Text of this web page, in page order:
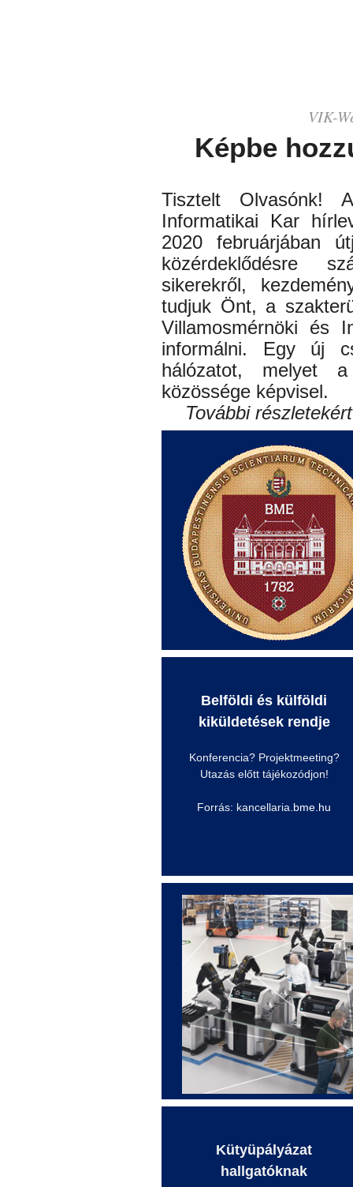
VIK-
Képbe
Tisztelt Olvasónk!
Informatikai Kar
2020 februárjában
közérdeklődésre
sikerekről,
tudjuk Önt, a
Villamosmérnöki és
informálni. Egy új
hálózatot, melyet
közössége képvisel.
További
Belföldi és külföldi
kiküldetések rendje
Konferencia? Projektmeeting?
Utazás előtt tájékozódjon!
Forrás: kancellaria .bme.hu
Kütyüpályázat
hallgatóknak